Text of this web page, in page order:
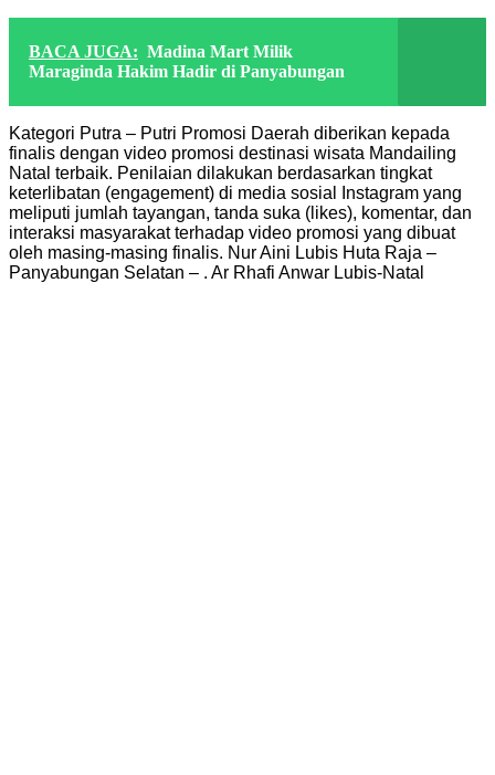
BACA JUGA: Madina Mart Milik
Maraginda Hakim Hadir di Panyabungan
Kategori Putra – Putri Promosi Daerah diberikan kepada
finalis dengan video promosi destinasi wisata Mandailing
Natal terbaik. Penilaian dilakukan berdasarkan tingkat
keterlibatan (engagement) di media sosial Instagram yang
meliputi jumlah tayangan, tanda suka (likes), komentar, dan
interaksi masyarakat terhadap video promosi yang dibuat
oleh masing-masing finalis. Nur Aini Lubis Huta Raja –
Panyabungan Selatan – . Ar Rhafi Anwar Lubis-Natal